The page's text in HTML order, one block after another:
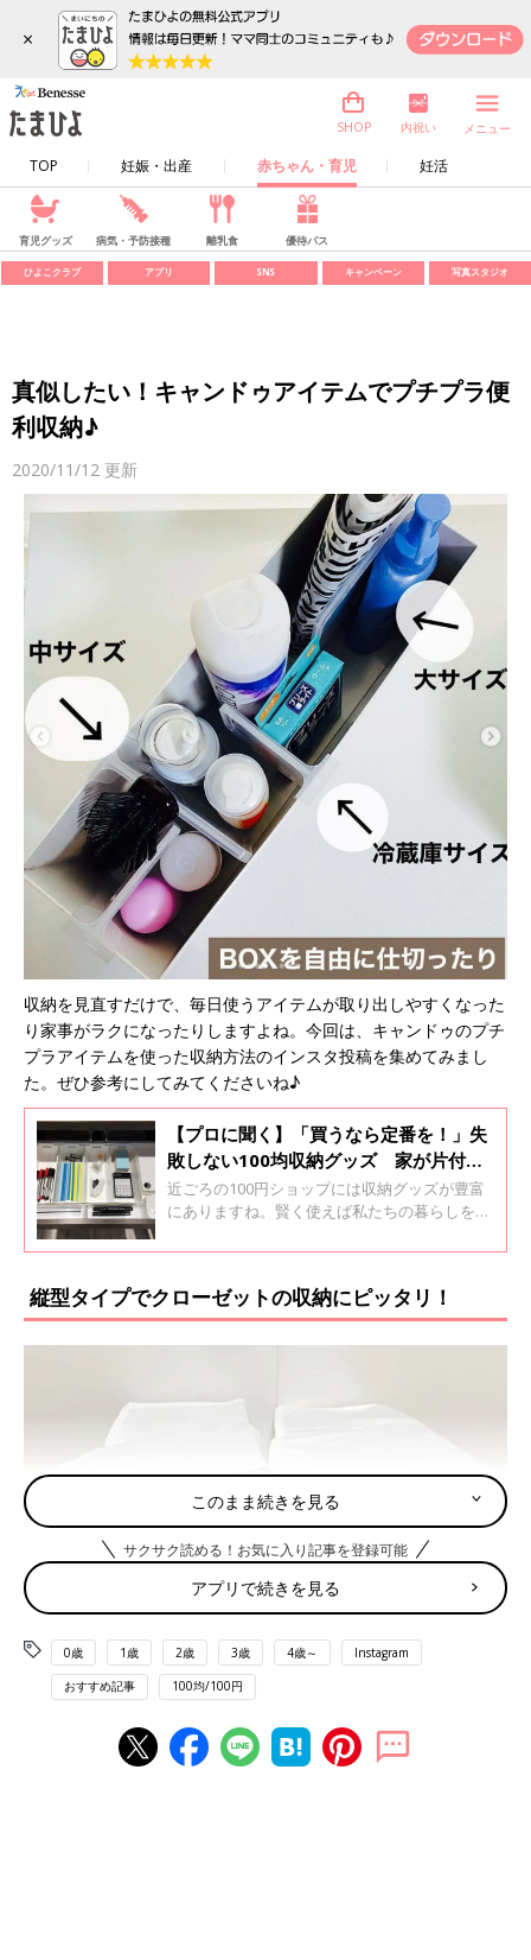
×
TOP 妊娠・出産 赤ちゃん・育児 妊活
SHOP 内祝い メニュー
育児グッズ 病気・予防接種 離乳食 優待パス
ひよこクラブ アプリ SNS キャンペーン 写真スタジオ
真似したい！キャンドゥアイテムでプチプラ便
利収納♪
2020/11/12 更新
収納を見直すだけで、毎日使うアイテムが取り出しやすくなった
り家事がラクになったりしますよね。今回は、キャンドゥのプチ
プラアイテムを使った収納方法のインスタ投稿を集めてみまし
た。ぜひ参考にしてみてくださいね♪
【プロに聞く】「買うなら定番を！」失
敗しない100均収納グッズ 家が片付く
選び方のコツ３
近ごろの100円ショップには収納グッズが豊富
にありますね。賢く使えば私たちの暮らしを快
活用できなかった…なんてことはありません
て、整理収納アドバイザー岩佐弥生さんに聞き
ました。
縦型タイプでクローゼットの収納にピッタリ！
このまま続きを見る
サクサク読める！お気に入り記事を登録可能
アプリで続きを見る
0歳 1歳 2歳 3歳 4歳～ Instagram
おすすめ記事 100均/100円